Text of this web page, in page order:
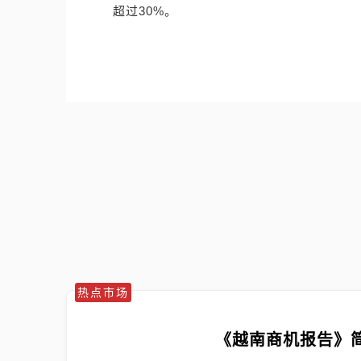
超过30%。
热点市场
《越南商机报告》